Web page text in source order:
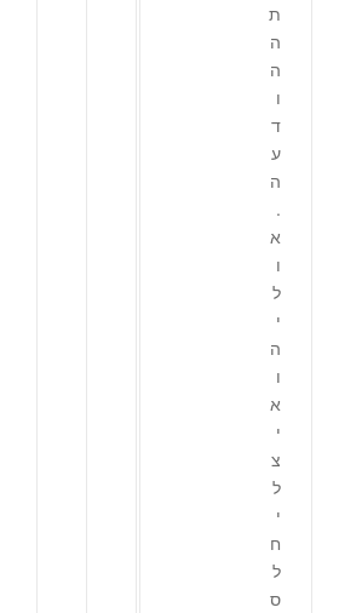
ת
ה
ה
ו
ד
ע
ה
.
א
ו
ל
י
ה
ו
א
י
צ
ל
י
ח
ל
ס